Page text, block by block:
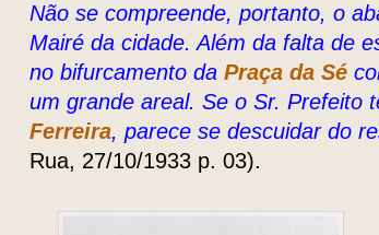
Não se compreende, portanto, o
Mairé da cidade. Além da falta de
no bifurcamento da Praça da Sé
um grande areal. Se o Sr. Prefeito
Ferreira, parece se descuidar do
Rua, 27/10/1933 p. 03).